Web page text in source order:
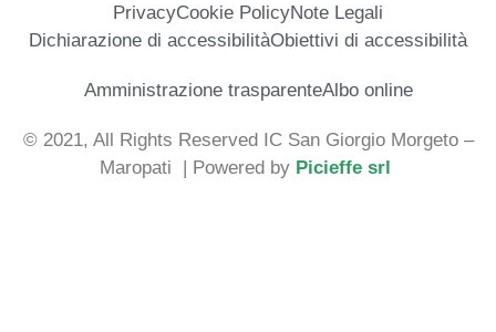
PrivacyCookie PolicyNote Legali
Dichiarazione di accessibilitàObiettivi di accessibilità
Amministrazione trasparenteAlbo online
© 2021, All Rights Reserved IC San Giorgio Morgeto –
Maropati | Powered by Picieffe srl